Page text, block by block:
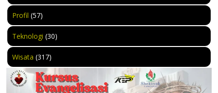
Profil (57)
Teknologi (30)
Wisata (317)